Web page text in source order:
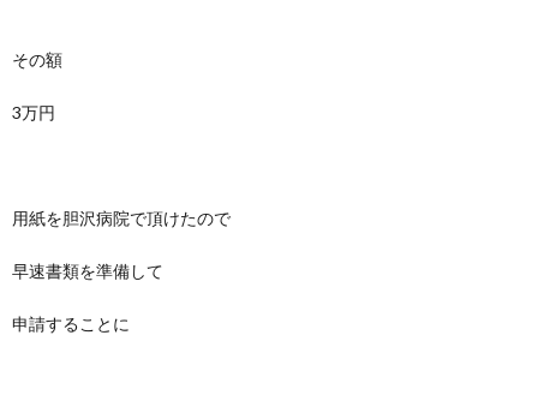
その額
3万円
用紙を胆沢病院で頂けたので
早速書類を準備して
申請することに